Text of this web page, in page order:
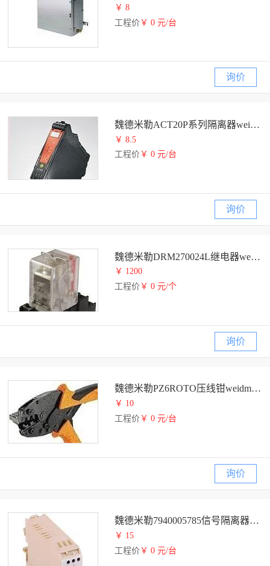
￥ 8
工程价 ￥ 0 元/台
询价
魏德米勒ACT20P系列隔离器weidmuller
￥ 8.5
工程价 ￥ 0 元/台
询价
魏德米勒DRM270024L继电器weidmuller
￥ 1200
工程价 ￥ 0 元/个
询价
魏德米勒PZ6ROTO压线钳weidmuller
￥ 10
工程价 ￥ 0 元/台
询价
魏德米勒7940005785信号隔离器weidmullelr
￥ 15
工程价 ￥ 0 元/台